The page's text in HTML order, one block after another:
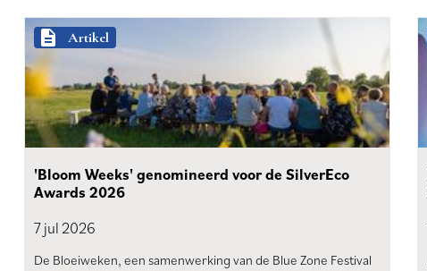
description Artikel
'Bloom Weeks' genomineerd voor de SilverEco
Awards 2026
7 jul 2026
De Bloeiweken, een samenwerking van de Blue Zone Festival